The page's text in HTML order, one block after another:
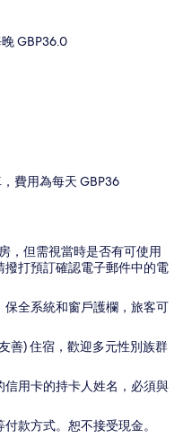
晚 GBP36.0
費用為每天 GBP36
，但需視當時是否有可使用
打預訂確認電子郵件中的電
全系統和窗戶護欄，旅客可
善) 住宿，歡迎多元性別族群
用卡的持卡人姓名，必須與
款方式。恕不接受現金。